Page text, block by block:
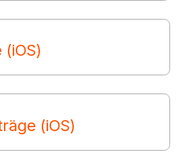
(iOS)
(iOS)